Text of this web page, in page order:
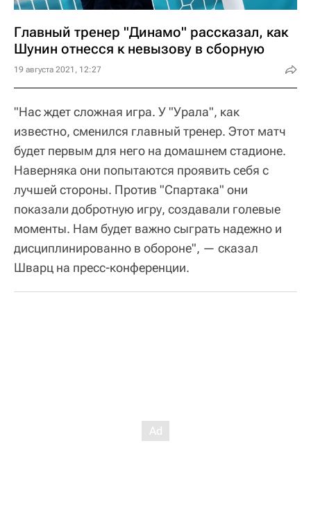
Главный тренер "Динамо" рассказал, как
Шунин отнесся к невызову в сборную
19 августа 2021, 12:27
"Нас ждет сложная игра. У "Урала", как
известно, сменился главный тренер. Этот матч
будет первым для него на домашнем стадионе.
Наверняка они попытаются проявить себя с
лучшей стороны. Против "Спартака" они
показали добротную игру, создавали голевые
моменты. Нам будет важно сыграть надежно и
дисциплинированно в обороне", — сказал
Шварц на пресс-конференции.